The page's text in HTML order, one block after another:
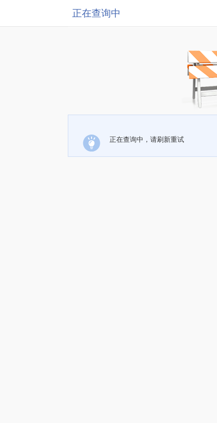
正在查询中
正在查询中，请刷新重试